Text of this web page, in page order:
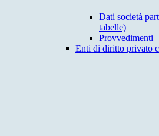
Dati società
tabelle)
Provvedimenti
Enti di diritto privato